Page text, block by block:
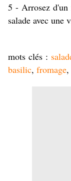
5 - Arrosez d'un
salade avec une
mots clés :
basilic, fromage,